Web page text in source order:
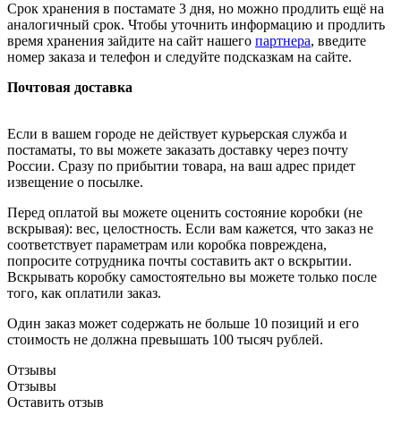
Срок хранения в постамате 3 дня, но можно продлить ещё на
аналогичный срок. Чтобы уточнить информацию и продлить
время хранения зайдите на сайт нашего партнера, введите
номер заказа и телефон и следуйте подсказкам на сайте.
Почтовая доставка
Если в вашем городе не действует курьерская служба и
постаматы, то вы можете заказать доставку через почту
России. Сразу по прибытии товара, на ваш адрес придет
извещение о посылке.
Перед оплатой вы можете оценить состояние коробки (не
вскрывая): вес, целостность. Если вам кажется, что заказ не
соответствует параметрам или коробка повреждена,
попросите сотрудника почты составить акт о вскрытии.
Вскрывать коробку самостоятельно вы можете только после
того, как оплатили заказ.
Один заказ может содержать не больше 10 позиций и его
стоимость не должна превышать 100 тысяч рублей.
Отзывы
Отзывы
Оставить отзыв